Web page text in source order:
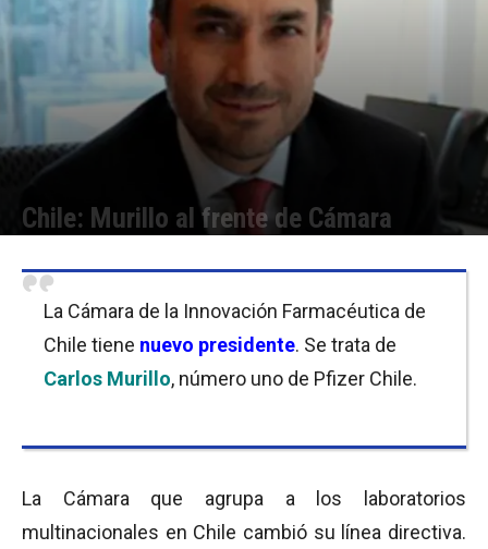
Chile: Murillo al frente de Cámara
La Cámara de la Innovación Farmacéutica de
Chile tiene nuevo presidente. Se trata de
Carlos Murillo, número uno de Pfizer Chile.
La Cámara que agrupa a los laboratorios
multinacionales en Chile cambió su línea directiva.